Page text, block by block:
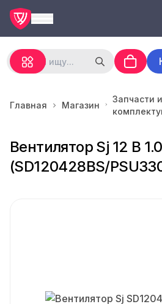
Главная Магазин
Запчасти и
Вентилятор Sj 12 В
(SD120428BS/